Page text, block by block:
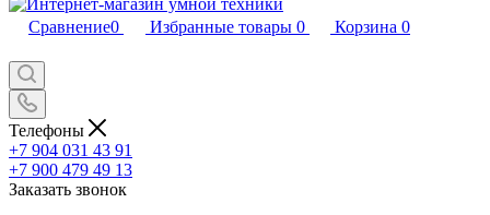
Сравнение0 Избранные товары 0 Корзина 0
Телефоны
+7 904 031 43 91
+7 900 479 49 13
Заказать звонок